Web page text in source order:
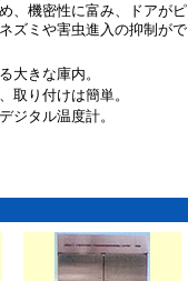
、機密性に富み、ドアがピ
ズミや害虫進入の抑制がで
大きな庫内。
取り付けは簡単。
ジタル温度計。